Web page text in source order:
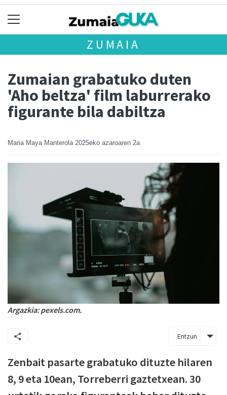
ZUMAIA
Zumaian grabatuko duten
'Aho beltza' film laburrerako
figurante bila dabiltza
Maria Maya Manterola 2025eko azaroaren 2a
Argazkia: pexels.com.
Entzun
Zenbait pasarte grabatuko dituzte hilaren
8, 9 eta 10ean, Torreberri gaztetxean. 30